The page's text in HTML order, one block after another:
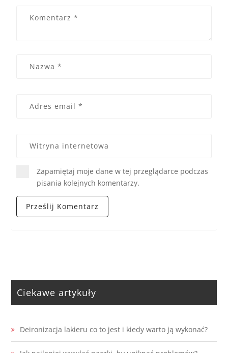
Zapamiętaj moje dane w tej przeglądarce podczas
pisania kolejnych komentarzy.
Ciekawe artykuły
Deironizacja lakieru co to jest i kiedy warto ją wykonać?